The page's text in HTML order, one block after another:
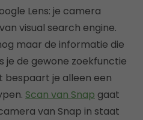
Lens: je camera
visual search engine.
maar de informatie die
je de gewone zoekfunctie
bespaart je alleen een
Scan van Snap gaat
van Snap in staat